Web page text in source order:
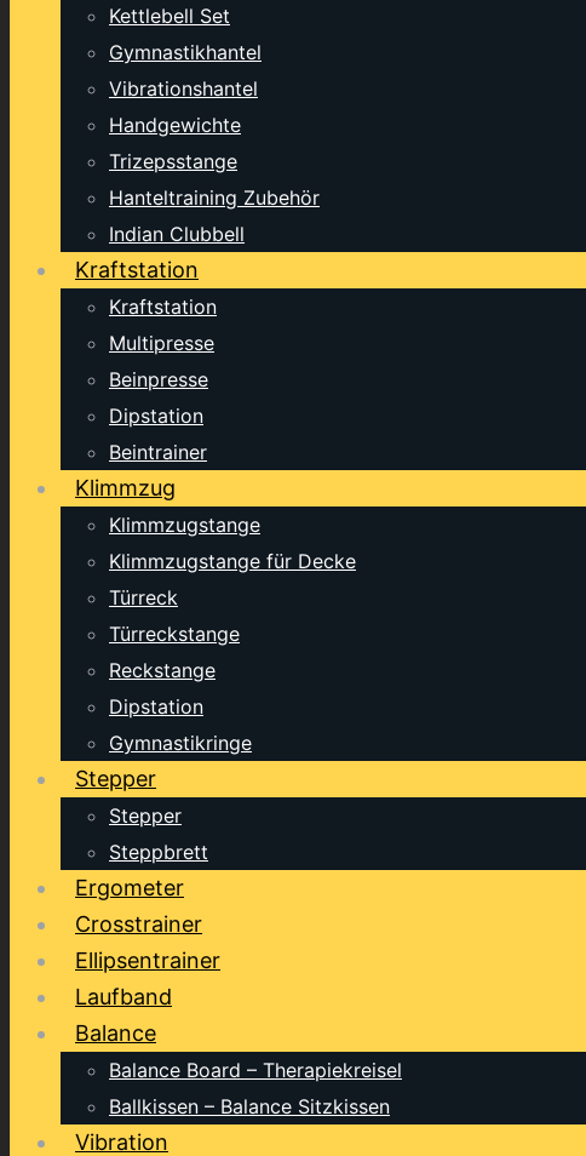
Kettlebell Set
Gymnastikhantel
Vibrationshantel
Handgewichte
Trizepsstange
Hanteltraining Zubehör
Indian Clubbell
Kraftstation
Kraftstation
Multipresse
Beinpresse
Dipstation
Beintrainer
Klimmzug
Klimmzugstange
Klimmzugstange für Decke
Türreck
Türreckstange
Reckstange
Dipstation
Gymnastikringe
Stepper
Stepper
Steppbrett
Ergometer
Crosstrainer
Ellipsentrainer
Laufband
Balance
Balance Board – Therapiekreisel
Ballkissen – Balance Sitzkissen
Vibration